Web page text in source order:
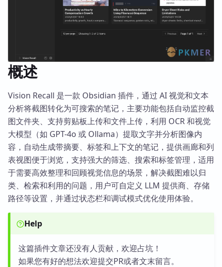
概述
Vision Recall 是一款 Obsidian 插件，通过 AI 视觉和文本
分析将截图转化为可搜索的笔记，主要功能包括自动监控截
图文件夹、支持剪贴板上传和文件上传，利用 OCR 和视觉
大模型（如 GPT-4o 或 Ollama）提取文字并分析图像内
容，自动生成带摘要、标签和上下文的笔记，提供画廊和列
表视图便于浏览，支持强大的筛选、搜索和标签管理，适用
于需要高效整理和回顾视觉信息的场景，解决截图难以归
类、检索和利用的问题，用户可自定义 LLM 提供商、存储
路径等设置，并通过状态栏和调试模式优化使用体验。
Help
这篇插件文章还没有人贡献，欢迎占坑！
如果您有好的想法欢迎提交PR或者文末留言。